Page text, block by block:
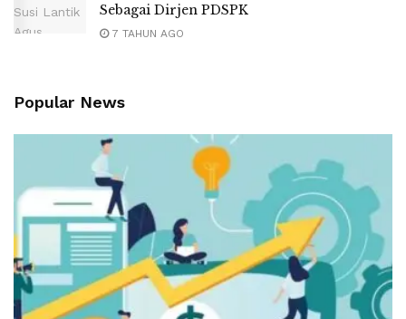
Sebagai Dirjen PDSPK
7 TAHUN AGO
Popular News